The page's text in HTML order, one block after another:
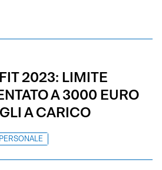
2023: LIMITE
A 3000 EURO
A CARICO